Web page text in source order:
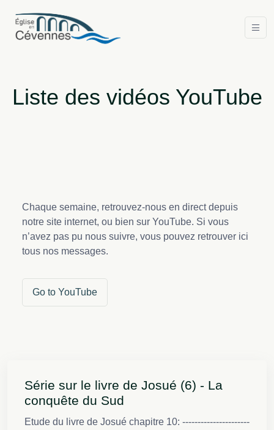
Liste des vidéos YouTube
Chaque semaine, retrouvez-nous en direct depuis
notre site internet, ou bien sur YouTube. Si vous
n’avez pas pu nous suivre, vous pouvez retrouver ici
tous nos messages.
Go to YouTube
Série sur le livre de Josué (6) - La
conquête du Sud
Etude du livre de Josué chapitre 10: ----------------------